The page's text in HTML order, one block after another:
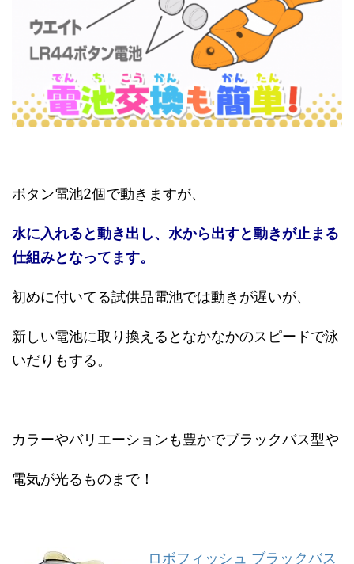
ボタン電池2個で動きますが、
水に入れると動き出し、水から出すと動きが止まる
仕組みとなってます。
初めに付いてる試供品電池では動きが遅いが、
新しい電池に取り換えるとなかなかのスピードで泳
いだりもする。
カラーやバリエーションも豊かでブラックバス型や
電気が光るものまで！
ロボフィッシュ ブラックバス